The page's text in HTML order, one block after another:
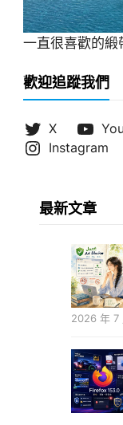
一直很喜歡的
歡迎追蹤我們
X
Instagram
最新文章
2026 年 7